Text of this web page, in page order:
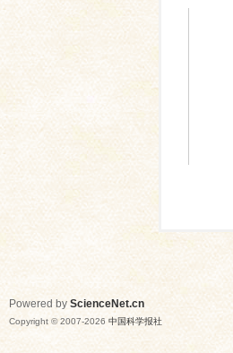
Powered by ScienceNet.cn
Copyright © 2007-2026 中国科学报社